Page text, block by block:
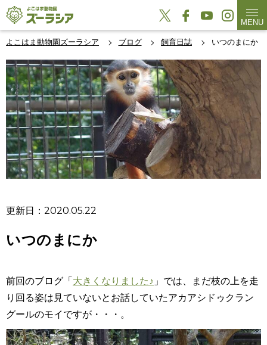
MENU
よこはま動物園ズーラシア ブログ 飼育日誌 いつのまにか
更新日：2020.05.22
いつのまにか
前回のブログ「大きくなりました♪ 」では、まだ枝の上を走
り回る姿は見ていないとお話していたアカアシドゥクラン
グールのモイですが・・・。